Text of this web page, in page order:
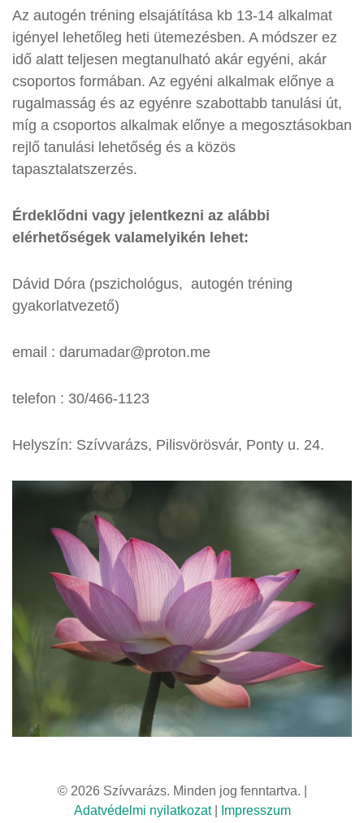
Az autogén tréning elsajátítása kb 13-14 alkalmat
igényel lehetőleg heti ütemezésben. A módszer ez
idő alatt teljesen megtanulható akár egyéni, akár
csoportos formában. Az egyéni alkalmak előnye a
rugalmasság és az egyénre szabottabb tanulási út,
míg a csoportos alkalmak előnye a megosztásokban
rejlő tanulási lehetőség és a közös
tapasztalatszerzés.
Érdeklődni vagy jelentkezni az alábbi
elérhetőségek valamelyikén lehet:
Dávid Dóra (pszichológus, autogén tréning
gyakorlatvezető)
email : darumadar@proton.me
telefon : 30/466-1123
Helyszín: Szívvarázs, Pilisvörösvár, Ponty u. 24.
© 2026 Szívvarázs. Minden jog fenntartva. |
Adatvédelmi nyilatkozat|
Impresszum